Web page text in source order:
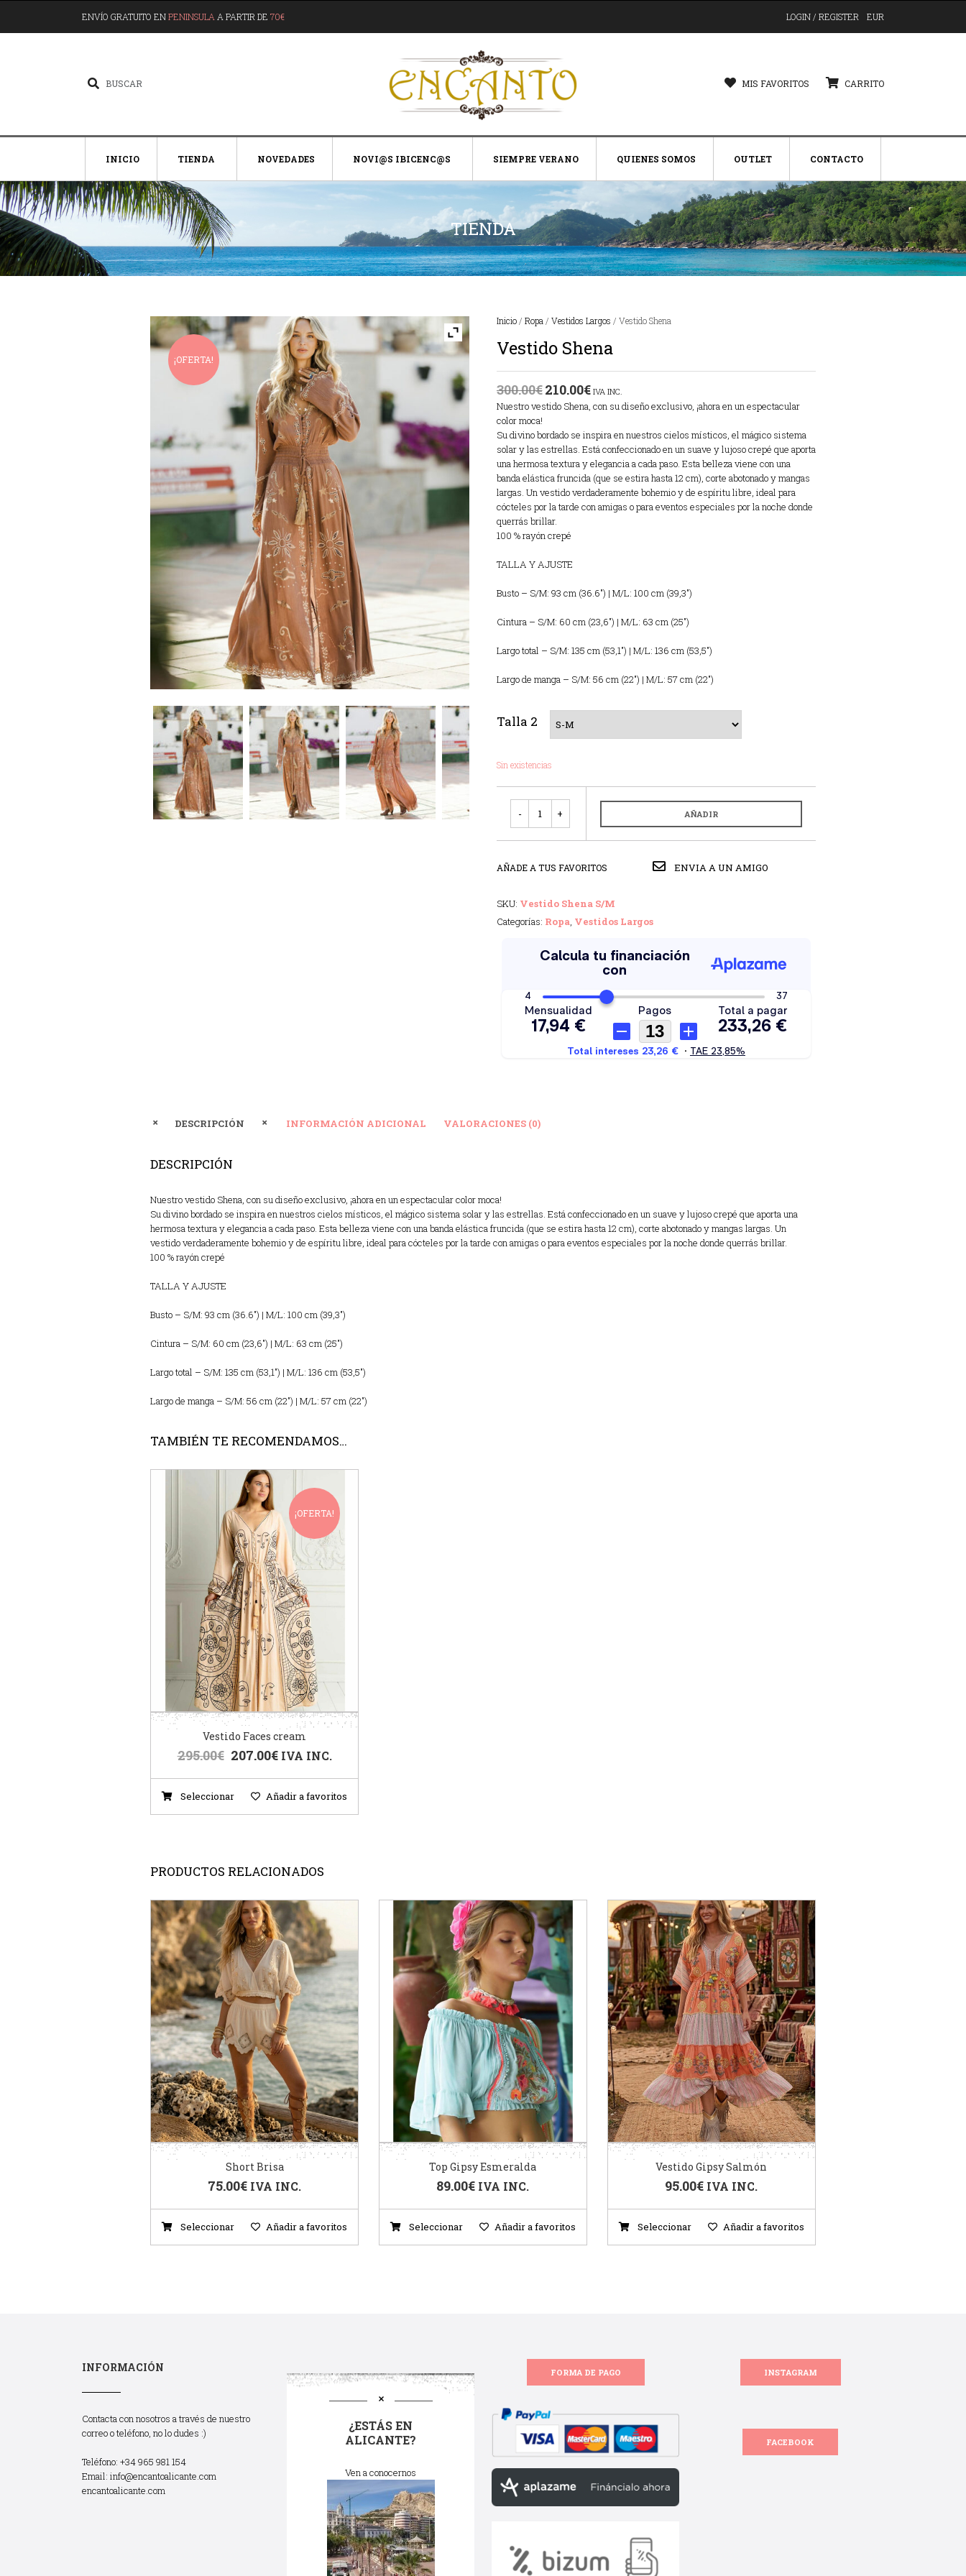
ENVÍO GRATUITO ENPENINSULA A PARTIR DE 70€ LOGIN / REGISTER EUR
MIS FAVORITOS CARRITO
INICIO TIENDA NOVEDADES NOVI@S IBICENC@S SIEMPRE VERANO QUIENES SOMOS OUTLET CONTACTO
TIENDA
¡OFERTA!
Inicio/ Ropa / Vestidos Largos / Vestido Shena
Vestido Shena
300.00€210.00€ IVA INC.
Nuestro vestido Shena, con su diseño exclusivo, ¡ahora en un espectacular
color moca!
Su divino bordado se inspira en nuestros cielos místicos, el mágico sistema
solar y las estrellas. Está confeccionado en un suave y lujoso crepé que aporta
una hermosa textura y elegancia a cada paso. Esta belleza viene con una
banda elástica fruncida (que se estira hasta 12 cm), corte abotonado y mangas
largas. Un vestido verdaderamente bohemio y de espíritu libre, ideal para
cócteles por la tarde con amigas o para eventos especiales por la noche donde
querrás brillar.
100 % rayón crepé
TALLA Y AJUSTE
Busto – S/M: 93 cm (36.6″) | M/L: 100 cm (39,3″)
Cintura – S/M: 60 cm (23,6″) | M/L: 63 cm (25″)
Largo total – S/M: 135 cm (53,1″) | M/L: 136 cm (53,5″)
Largo de manga – S/M: 56 cm (22″) | M/L: 57 cm (22″)
Talla 2
Sin existencias
AÑADIR
AÑADE A TUS FAVORITOS ENVIA A UN AMIGO
SKU: Vestido Shena S/M
Categorías: Ropa, Vestidos Largos
DESCRIPCIÓN INFORMACIÓN ADICIONAL VALORACIONES (0)
DESCRIPCIÓN
Nuestro vestido Shena, con su diseño exclusivo, ¡ahora en un espectacular color moca!
Su divino bordado se inspira en nuestros cielos místicos, el mágico sistema solar y las estrellas. Está confeccionado en un suave y lujoso crepé que aporta una
hermosa textura y elegancia a cada paso. Esta belleza viene con una banda elástica fruncida (que se estira hasta 12 cm), corte abotonado y mangas largas. Un
vestido verdaderamente bohemio y de espíritu libre, ideal para cócteles por la tarde con amigas o para eventos especiales por la noche donde querrás brillar.
100 % rayón crepé
TALLA Y AJUSTE
Busto – S/M: 93 cm (36.6″) | M/L: 100 cm (39,3″)
Cintura – S/M: 60 cm (23,6″) | M/L: 63 cm (25″)
Largo total – S/M: 135 cm (53,1″) | M/L: 136 cm (53,5″)
Largo de manga – S/M: 56 cm (22″) | M/L: 57 cm (22″)
TAMBIÉN TE RECOMENDAMOS…
¡OFERTA!
Vestido Faces cream
295.00€ 207.00€ IVA INC.
Seleccionar Añadir a favoritos
PRODUCTOS RELACIONADOS
Short Brisa
75.00€ IVA INC.
Seleccionar Añadir a favoritos
Top Gipsy Esmeralda
89.00€ IVA INC.
Seleccionar Añadir a favoritos
Vestido Gipsy Salmón
95.00€ IVA INC.
Seleccionar Añadir a favoritos
INFORMACIÓN
Contacta con nosotros a través de nuestro
correo o teléfono, no lo dudes :)
Teléfono: +34 965 981 154
Email: info@encantoalicante.com
encantoalicante.com
¿ESTÁS EN
ALICANTE?
Ven a conocernos
FORMA DE PAGO INSTAGRAM
FACEBOOK